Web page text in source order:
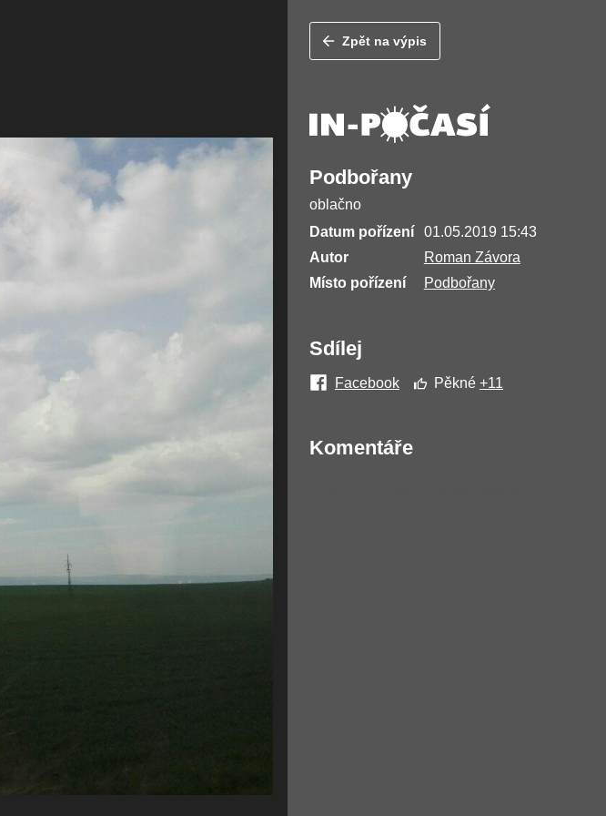
Zpět na výpis
Podbořany
oblačno
Datum pořízení
01.05.2019 15:43
Autor
Roman Závora
Místo pořízení
Podbořany
Sdílej
Facebook Pěkné +11
Komentáře